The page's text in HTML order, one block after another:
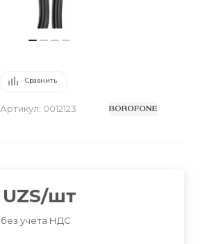
Сравнить
Артикул: 0012123
UZS/шт
учета НДС